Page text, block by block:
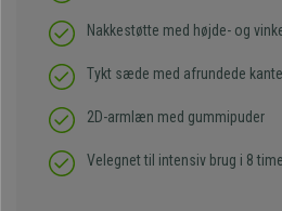
Nakkestøtte med højde- og
Tykt sæde med afrundede
2D-armlæn med gummipuder
Velegnet til intensiv brug i 8